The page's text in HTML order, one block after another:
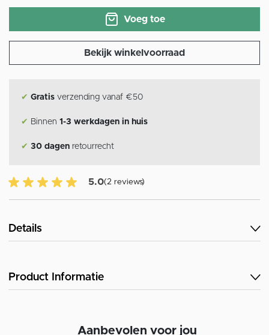
Voeg toe
Bekijk winkelvoorraad
✔ Gratis verzending vanaf €50
✔ Binnen 1-3 werkdagen in huis
✔ 30 dagen retourrecht
5.0 van 5 Klantenbeoordeling
5.0(2 reviews)
Details
Product Informatie
Aanbevolen voor jou